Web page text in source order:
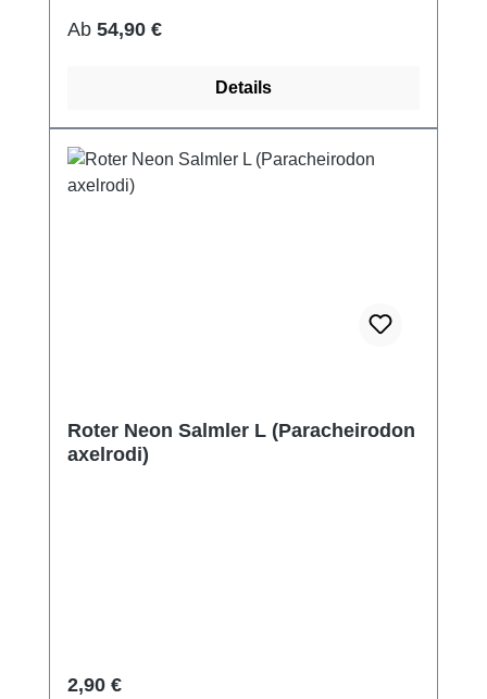
Regulärer Preis:
Ab 54,90 €
Details
Roter Neon Salmler L (Paracheirodon
axelrodi)
Regulärer Preis:
2,90 €